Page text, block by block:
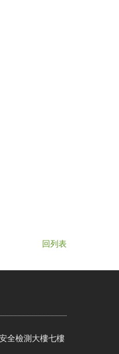
回列表
全檢測大樓七樓